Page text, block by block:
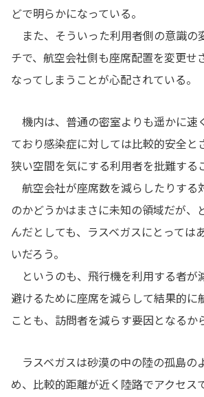
どで明らかになっている。
また、そういった利用者側の意識の
チで、航空会社側も座席配置を変更せ
なってしまうことが心配されている。
機内は、普通の密室よりも遥かに速
ており感染症に対しては比較的安全と
狭い空間を気にする利用者を批難する
航空会社が座席数を減らしたりする
のかどうかはまさに未知の領域だが、
んだとしても、ラスベガスにとっては
いだろう。
というのも、飛行機を利用する者が
避けるために座席を減らして結果的に
ことも、訪問者を減らす要因となるか
ラスベガスは砂漠の中の陸の孤島の
め、比較的距離が近く陸路でアクセス